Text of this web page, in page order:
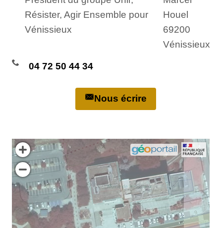
Résister, Agir Ensemble pour
Vénissieux
Houel
69200
Vénissieux
04 72 50 44 34
Nous écrire